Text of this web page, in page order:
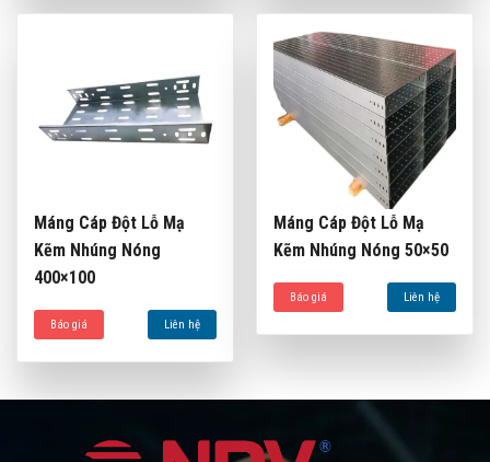
Máng Cáp Đột Lỗ Mạ
Kẽm Nhúng Nóng
400×100
Báo giá Liên hệ
Máng Cáp Đột Lỗ Mạ
Kẽm Nhúng Nóng 50×50
Báo giá Liên hệ